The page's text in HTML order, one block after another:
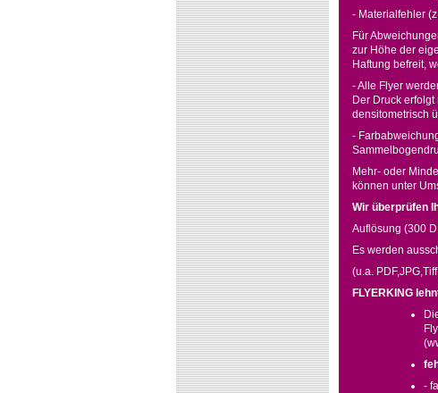
- Materialfehler
Für
zur Höhe der
Haftung befreit,
- Alle Flyer
Der Druck
densitometrisch
-
Mehr- oder
können unter
Wir überprüfen
Auflösung (300
Es werden
(u.a.
FLYERKING
-